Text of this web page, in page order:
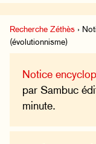
Recherche Zéthès ›
(évolutionnisme)
Notice
par Sambuc
minute.